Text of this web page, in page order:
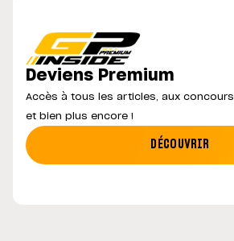
Deviens Premium
Accès à tous les articles, aux concours
et bien plus encore !
DÉCOUVRIR